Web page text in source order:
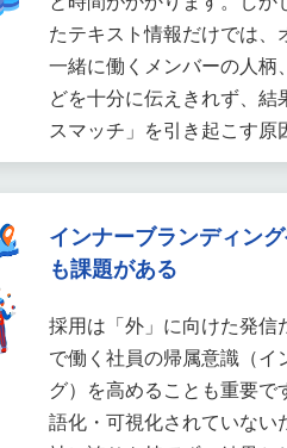
たテキスト情報だけでは、
一緒に働くメンバーの人柄
どを十分に伝えきれず、結
スマッチ」を引き起こす原
インナーブランディン
も課題がある
採用は「外」に向けた発信
で働く社員の帰属意識（イ
グ）を高めることも重要で
語化・可視化されていない